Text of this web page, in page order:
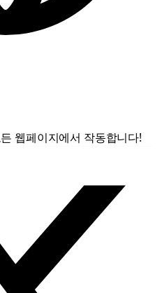
웹페이지에서 작동합니다!